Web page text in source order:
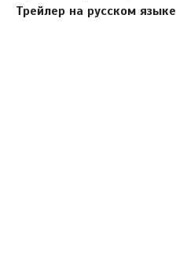
Трейлер на русском языке